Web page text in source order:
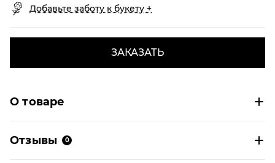
Добавьте заботу к букету +
ЗАКАЗАТЬ
О товаре
Отзывы 0